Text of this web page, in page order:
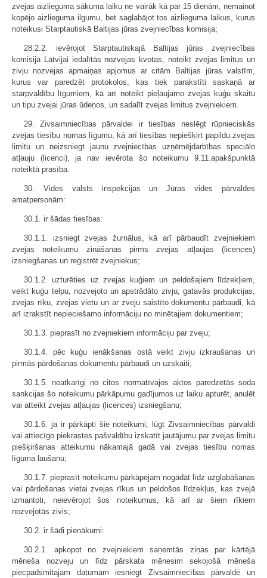
zvejas aizlieguma sākuma laiku ne vairāk kā par 15 dienām, nemainot
kopējo aizlieguma ilgumu, bet saglabājot tos aizlieguma laikus, kurus
noteikusi Starptautiskā Baltijas jūras zvejniecības komisija;
28.2.2. ievērojot Starptautiskajā Baltijas jūras zvejniecības
komisijā Latvijai iedalītās nozvejas kvotas, noteikt zvejas limitus un
zivju nozvejas apmaiņas apjomus ar citām Baltijas jūras valstīm,
kurus var paredzēt protokolos, kas tiek parakstīti saskaņā ar
starpvaldību līgumiem, kā arī noteikt pieļaujamo zvejas kuģu skaitu
un tipu zvejai jūras ūdeņos, un sadalīt zvejas limitus zvejniekiem.
29. Zivsaimniecības pārvaldei ir tiesības neslēgt rūpnieciskās
zvejas tiesību nomas līgumu, kā arī tiesības nepiešķirt papildu zvejas
limitu un neizsniegt jaunu zvejniecības uzņēmējdarbības speciālo
atļauju (licenci), ja nav ievērota šo noteikumu 9.11.apakšpunktā
noteiktā prasība.
30. Vides valsts inspekcijas un Jūras vides pārvaldes
amatpersonām:
30.1. ir šādas tiesības:
30.1.1. izsniegt zvejas žurnālus, kā arī pārbaudīt zvejniekiem
zvejas noteikumu zināšanas pirms zvejas atļaujas (licences)
izsniegšanas un reģistrēt zvejniekus;
30.1.2. uzturēties uz zvejas kuģiem un peldošajiem līdzekļiem,
veikt kuģu telpu, nozvejoto un apstrādāto zivju, gatavās produkcijas,
zvejas rīku, zvejas vietu un ar zveju saistīto dokumentu pārbaudi, kā
arī izrakstīt nepieciešamo informāciju no minētajiem dokumentiem;
30.1.3. pieprasīt no zvejniekiem informāciju par zveju;
30.1.4. pēc kuģu ienākšanas ostā veikt zivju izkraušanas un
pirmās pārdošanas dokumentu pārbaudi un uzskaiti;
30.1.5. neatkarīgi no citos normatīvajos aktos paredzētās soda
sankcijas šo noteikumu pārkāpumu gadījumos uz laiku apturēt, anulēt
vai atteikt zvejas atļaujas (licences) izsniegšanu;
30.1.6. ja ir pārkāpti šie noteikumi, lūgt Zivsaimniecības pārvaldi
vai attiecīgo piekrastes pašvaldību izskatīt jautājumu par zvejas limitu
piešķiršanas atteikumu nākamajā gadā vai zvejas tiesību nomas
līguma laušanu;
30.1.7. pieprasīt noteikumu pārkāpējam nogādāt līdz uzglabāšanas
vai pārdošanas vietai zvejas rīkus un peldošos līdzekļus, kas zvejā
izmantoti, neievērojot šos noteikumus, kā arī ar šiem rīkiem
nozvejotās zivis;
30.2. ir šādi pienākumi:
30.2.1. apkopot no zvejniekiem saņemtās ziņas par kārtējā
mēneša nozveju un līdz pārskata mēnesim sekojošā mēneša
piecpadsmitajam datumam iesniegt Zivsaimniecības pārvaldē un